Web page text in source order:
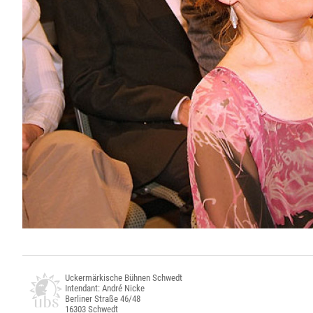
Uckermärkische Bühnen Schwedt
Intendant: André Nicke
Berliner Straße 46/48
16303 Schwedt